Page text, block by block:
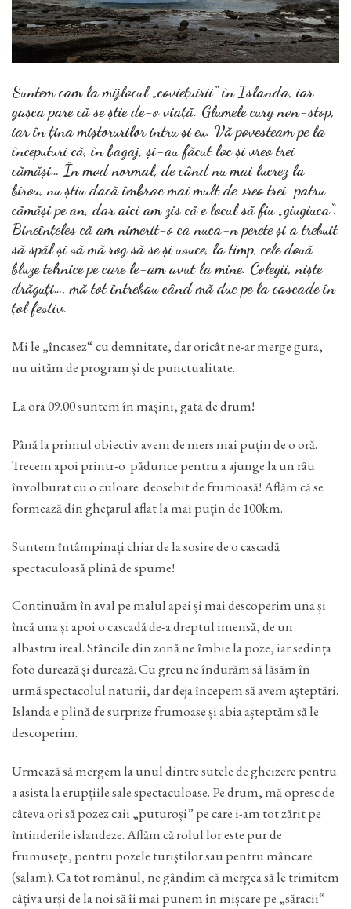
Suntem cam la mijlocul „coviețuirii“ în Islanda, iar
gașca pare că se știe de-o viață. Glumele curg non-stop,
iar în țina miștorurilor intru și eu. Vă povesteam pe la
începuturi că, în bagaj, și-au făcut loc și vreo trei
cămăși… În mod normal, de când nu mai lucrez la
birou, nu știu dacă îmbrac mai mult de vreo trei-patru
cămăși pe an, dar aici am zis că e locul să fiu „giugiuca“.
Bineînțeles că am nimerit-o ca nuca-n perete și a trebuit
să spăl și să mă rog să se și usuce, la timp, cele două
bluze tehnice pe care le-am avut la mine. Colegii, niște
drăguți…, mă tot întrebau când mă duc pe la cascade în
țol festiv.
Mi le „încasez“ cu demnitate, dar oricât ne-ar merge gura,
nu uităm de program și de punctualitate.
La ora 09.00 suntem în mașini, gata de drum!
Până la primul obiectiv avem de mers mai puțin de o oră.
Trecem apoi printr-o pădurice pentru a ajunge la un râu
învolburat cu o culoare deosebit de frumoasă! Aflăm că se
formează din ghețarul aflat la mai puțin de 100km.
Suntem întâmpinați chiar de la sosire de o cascadă
spectaculoasă plină de spume!
Continuăm în aval pe malul apei și mai descoperim una și
încă una și apoi o cascadă de-a dreptul imensă, de un
albastru ireal. Stâncile din zonă ne îmbie la poze, iar sedința
foto durează și durează. Cu greu ne îndurăm să lăsăm în
urmă spectacolul naturii, dar deja începem să avem așteptări.
Islanda e plină de surprize frumoase și abia așteptăm să le
descoperim.
Urmează să mergem la unul dintre sutele de gheizere pentru
a asista la erupțiile sale spectaculoase. Pe drum, mă opresc de
câteva ori să pozez caii „puturoși” pe care i-am tot zărit pe
întinderile islandeze. Aflăm că rolul lor este pur de
frumusețe, pentru pozele turiștilor sau pentru mâncare
(salam). Ca tot românul, ne gândim că mergea să le trimitem
câțiva urși de la noi să îi mai punem în mișcare pe „săracii“